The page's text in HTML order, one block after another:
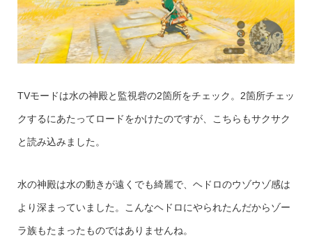
TVモードは水の神殿と監視砦の2箇所をチェック。2箇所チェッ
クするにあたってロードをかけたのですが、こちらもサクサク
と読み込みました。
水の神殿は水の動きが遠くでも綺麗で、ヘドロのウゾウゾ感は
より深まっていました。こんなヘドロにやられたんだからゾー
ラ族もたまったものではありませんね。